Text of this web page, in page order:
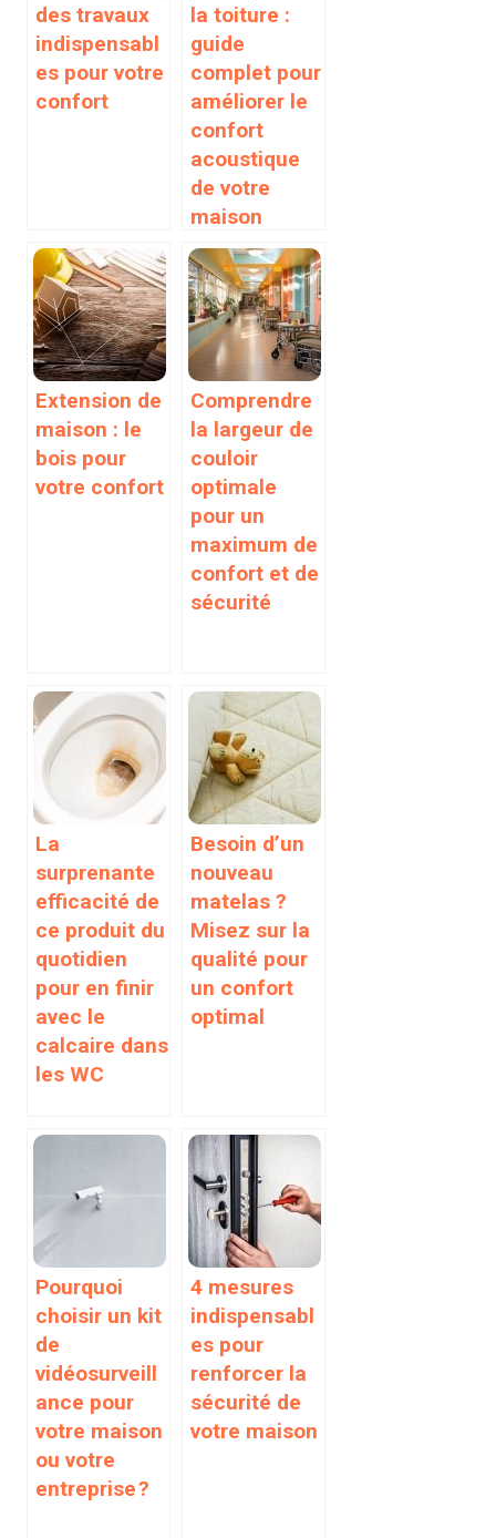
des travaux
indispensabl
es pour votre
confort
la toiture :
guide
complet pour
améliorer le
confort
acoustique
de votre
maison
Extension de
maison : le
bois pour
votre confort
Comprendre
la largeur de
couloir
optimale
pour un
maximum de
confort et de
sécurité
La
surprenante
efficacité de
ce produit du
quotidien
pour en finir
avec le
calcaire dans
les WC
Besoin d’un
nouveau
matelas ?
Misez sur la
qualité pour
un confort
optimal
Pourquoi
choisir un kit
de
vidéosurveill
ance pour
votre maison
ou votre
entreprise ?
4 mesures
indispensabl
es pour
renforcer la
sécurité de
votre maison